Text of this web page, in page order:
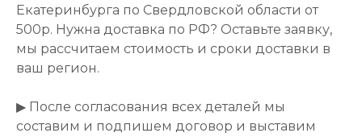
Екатеринбурга по Свердловской области от
500р. Нужна доставка по РФ? Оставьте заявку,
мы рассчитаем стоимость и сроки доставки в
ваш регион.
▶ После согласования всех деталей мы
составим и подпишем договор и выставим